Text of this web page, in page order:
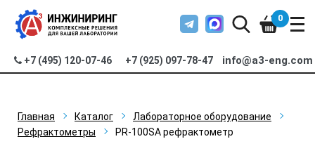
+7 (495) 120-07-46 +7 (925) 097-78-47 info@a3-eng.com
0
Главная Каталог
Лабораторное оборудование
Рефрактометры
PR-100SA рефрактометр